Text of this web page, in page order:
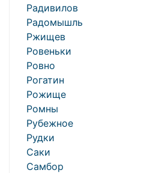
Радивилов
Радомышль
Ржищев
Ровеньки
Ровно
Рогатин
Рожище
Ромны
Рубежное
Рудки
Саки
Самбор